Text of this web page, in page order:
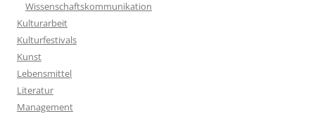
Wissenschaftskommunikation
Kulturarbeit
Kulturfestivals
Kunst
Lebensmittel
Literatur
Management